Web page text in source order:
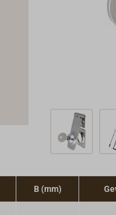
B (mm)